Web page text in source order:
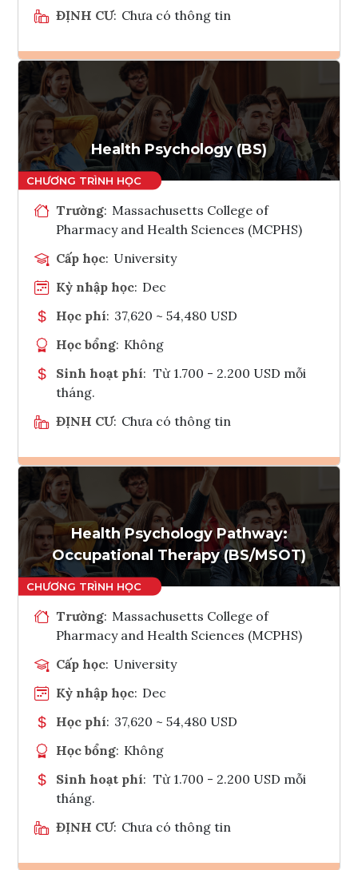
ĐỊNH CƯ: Chưa có thông tin
Ghi danh
Tham vấn Interlink
Health Psychology (BS)
Trường: Massachusetts College of
Pharmacy and Health Sciences (MCPHS)
Cấp học: University
Kỳ nhập học: Dec
Học phí: 37,620 ~ 54,480 USD
Học bổng: Không
Sinh hoạt phí: Từ 1.700 - 2.200 USD mỗi
tháng.
ĐỊNH CƯ: Chưa có thông tin
Ghi danh
Tham vấn Interlink
Health Psychology Pathway:
Occupational Therapy (BS/MSOT)
Trường: Massachusetts College of
Pharmacy and Health Sciences (MCPHS)
Cấp học: University
Kỳ nhập học: Dec
Học phí: 37,620 ~ 54,480 USD
Học bổng: Không
Sinh hoạt phí: Từ 1.700 - 2.200 USD mỗi
tháng.
ĐỊNH CƯ: Chưa có thông tin